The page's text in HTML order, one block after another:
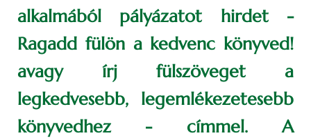
alkalmából pályázatot hirdet -
Ragadd fülön a kedvenc könyved!
avagy írj fülszöveget a
legkedvesebb, legemlékezetesebb
könyvedhez - címmel. A